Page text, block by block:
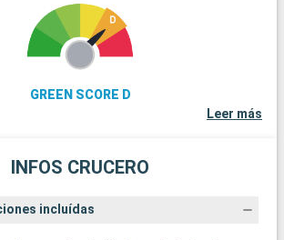
GREEN SCORE D
Leer más
INFOS CRUCERO
incluídas